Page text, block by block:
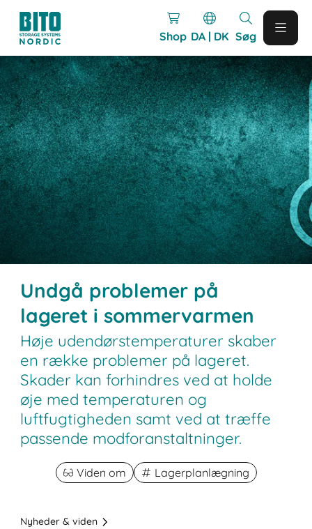
Shop DA | DK Søg
Undgå problemer på
lageret i sommervarmen
Høje udendørstemperaturer skaber
en række problemer på lageret.
Skader kan forhindres ved at holde
øje med temperaturen og
luftfugtigheden samt ved at træffe
passende modforanstaltninger.
Viden om Lagerplanlægning
Nyheder & viden